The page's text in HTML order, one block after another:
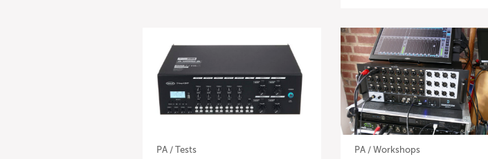
PA/ Tests PA /Workshops